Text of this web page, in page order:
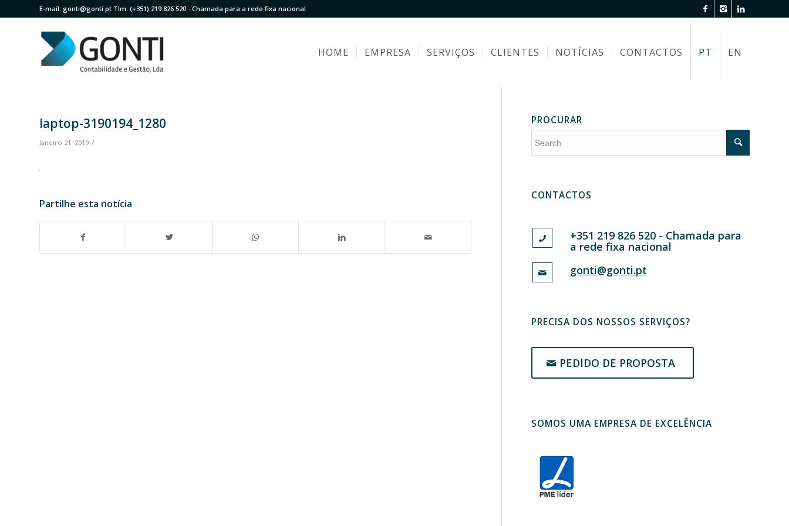
E-mail: gonti@gonti.pt Tlm: (+351) 219 826 520 - Chamada para a rede fixa nacional
HOME EMPRESA SERVIÇOS CLIENTES NOTÍCIAS CONTACTOS PT EN
laptop-3190194_1280
Janeiro 21, 2019 /
Partilhe esta notícia
PROCURAR
CONTACTOS
+351 219 826 520 - Chamada para
a rede fixa nacional
gonti@gonti.pt
PRECISA DOS NOSSOS SERVIÇOS?
PEDIDO DE PROPOSTA
SOMOS UMA EMPRESA DE EXCELÊNCIA